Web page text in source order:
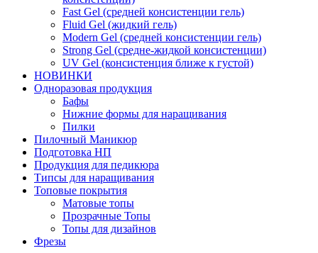
Fast Gel (средней консистенции гель)
Fluid Gel (жидкий гель)
Modern Gel (средней консистенции гель)
Strong Gel (средне-жидкой консистенции)
UV Gel (консистенция ближе к густой)
НОВИНКИ
Одноразовая продукция
Бафы
Нижние формы для наращивания
Пилки
Пилочный Маникюр
Подготовка НП
Продукция для педикюра
Типсы для наращивания
Топовые покрытия
Матовые топы
Прозрачные Топы
Топы для дизайнов
Фрезы